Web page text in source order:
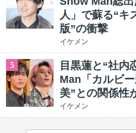
人」で蘇る“キ
版”の衝撃
イケメン
5
目黒蓮と“社
Man「カルビ
美”との関係性
イケメン